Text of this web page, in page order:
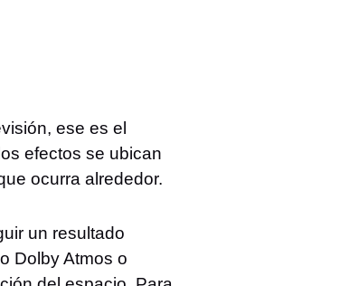
ese es el
efectos se ubican
ocurra alrededor.
un resultado
Dolby Atmos o